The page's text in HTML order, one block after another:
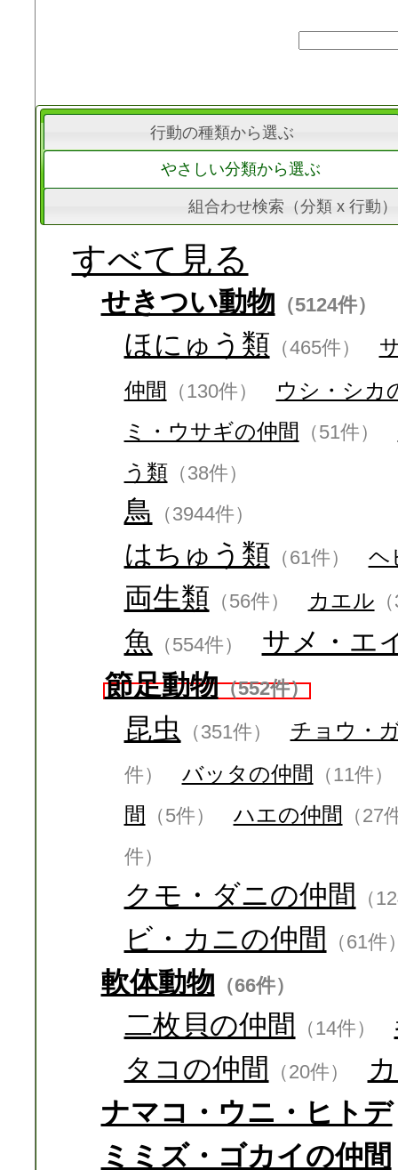
行動の種類から選ぶ
やさしい分類から選ぶ
組合わせ検索（分類 x 行動）
すべて見る
せきつい動物 （5124件）
ほにゅう類 （465件）
仲間 （130件）
ウシ・シカ
ミ・ウサギの仲間 （51件）
う類 （38件）
鳥 （3944件）
はちゅう類 （61件） ヘ
両生類 （56件） カエル
魚 （554件）
サメ・エ
節足動物（552件）
昆虫 （351件） チョウ・
件） バッタの仲間 （11件）
間 （5件） ハエの仲間
（27
件）
クモ・ダニの仲間 （
ビ・カニの仲間 （61件
軟体動物 （66件）
二枚貝の仲間 （14件）
タコの仲間
（20件）
ナマコ・ウニ・ヒトデ
ミミズ・ゴカイの仲間